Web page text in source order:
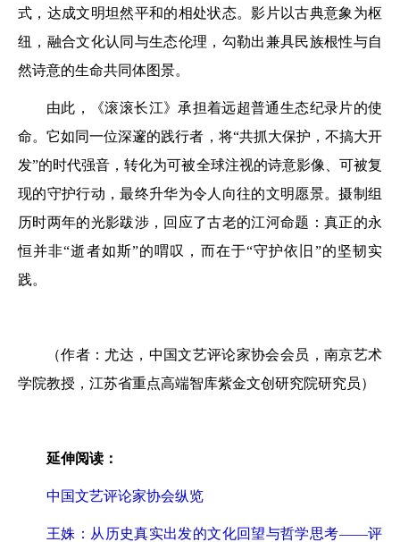
式，达成文明坦然平和的相处状态。影片以古典意象为枢
纽，融合文化认同与生态伦理，勾勒出兼具民族根性与自
然诗意的生命共同体图景。
由此，《滚滚长江》承担着远超普通生态纪录片的使
命。它如同一位深邃的践行者，将“共抓大保护，不搞大开
发”的时代强音，转化为可被全球注视的诗意影像、可被复
现的守护行动，最终升华为令人向往的文明愿景。摄制组
历时两年的光影跋涉，回应了古老的江河命题：真正的永
恒并非“逝者如斯”的喟叹，而在于“守护依旧”的坚韧实
践。
（作者：尤达，中国文艺评论家协会会员，南京艺术
学院教授，江苏省重点高端智库紫金文创研究院研究员）
延伸阅读：
中国文艺评论家协会纵览
王姝：从历史真实出发的文化回望与哲学思考——评